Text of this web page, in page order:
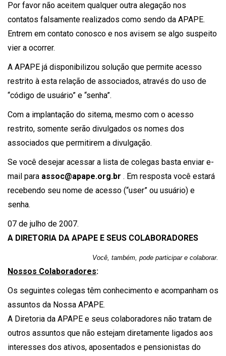
Por favor não aceitem qualquer outra alegação nos
contatos falsamente realizados como sendo da APAPE.
Entrem em contato conosco e nos avisem se algo suspeito
vier a ocorrer.
A APAPE já disponibilizou solução que permite acesso
restrito à esta relação de associados, através do uso de
“código de usuário” e “senha”.
Com a implantação do sitema, mesmo com o acesso
restrito, somente serão divulgados os nomes dos
associados que permitirem a divulgação.
Se você desejar acessar a lista de colegas basta enviar e-
mail para assoc@apape.org.br . Em resposta você estará
recebendo seu nome de acesso (“user” ou usuário) e
senha.
07 de julho de 2007.
A DIRETORIA DA APAPE E SEUS COLABORADORES
Você, também, pode participar e colaborar.
Nossos Colaboradores:
Os seguintes colegas têm conhecimento e acompanham os
assuntos da Nossa APAPE.
A Diretoria da APAPE e seus colaboradores não tratam de
outros assuntos que não estejam diretamente ligados aos
interesses dos ativos, aposentados e pensionistas do